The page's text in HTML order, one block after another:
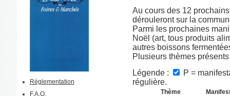
Règlementation
F.A.Q.
Au cours des 12
dérouleront sur la
Parmi les prochaines
Noël (art, tous produits
autres boissons
Plusieurs thèmes
Légende :
P =
régulière.
Thème